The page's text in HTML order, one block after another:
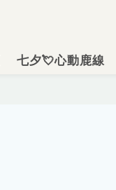
七夕💘心動鹿線